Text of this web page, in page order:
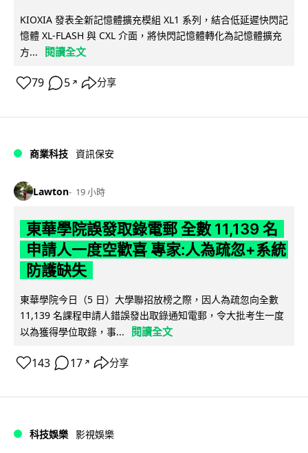
KIOXIA 發表全新記憶體擴充模組 XL1 系列，結合低延遲快閃記
憶體 XL-FLASH 與 CXL 介面，將快閃記憶體轉化為記憶體擴充
方...
閱讀全文
79 5 ↗ 分享
商業科技 資訊保安
Lawton 19 小時
東華學院誤發取錄電郵 全數 11,139 名
申請人一度空歡喜 專家:人為疏忽+系統
防護缺失
東華學院今日（5 日）大學聯招放榜之際，因人為疏忽向全數
11,139 名課程申請人錯誤發出取錄通知電郵，令大批考生一度
以為獲得學位取錄，事...
閱讀全文
143 17 ↗ 分享
科技娛樂 影視娛樂